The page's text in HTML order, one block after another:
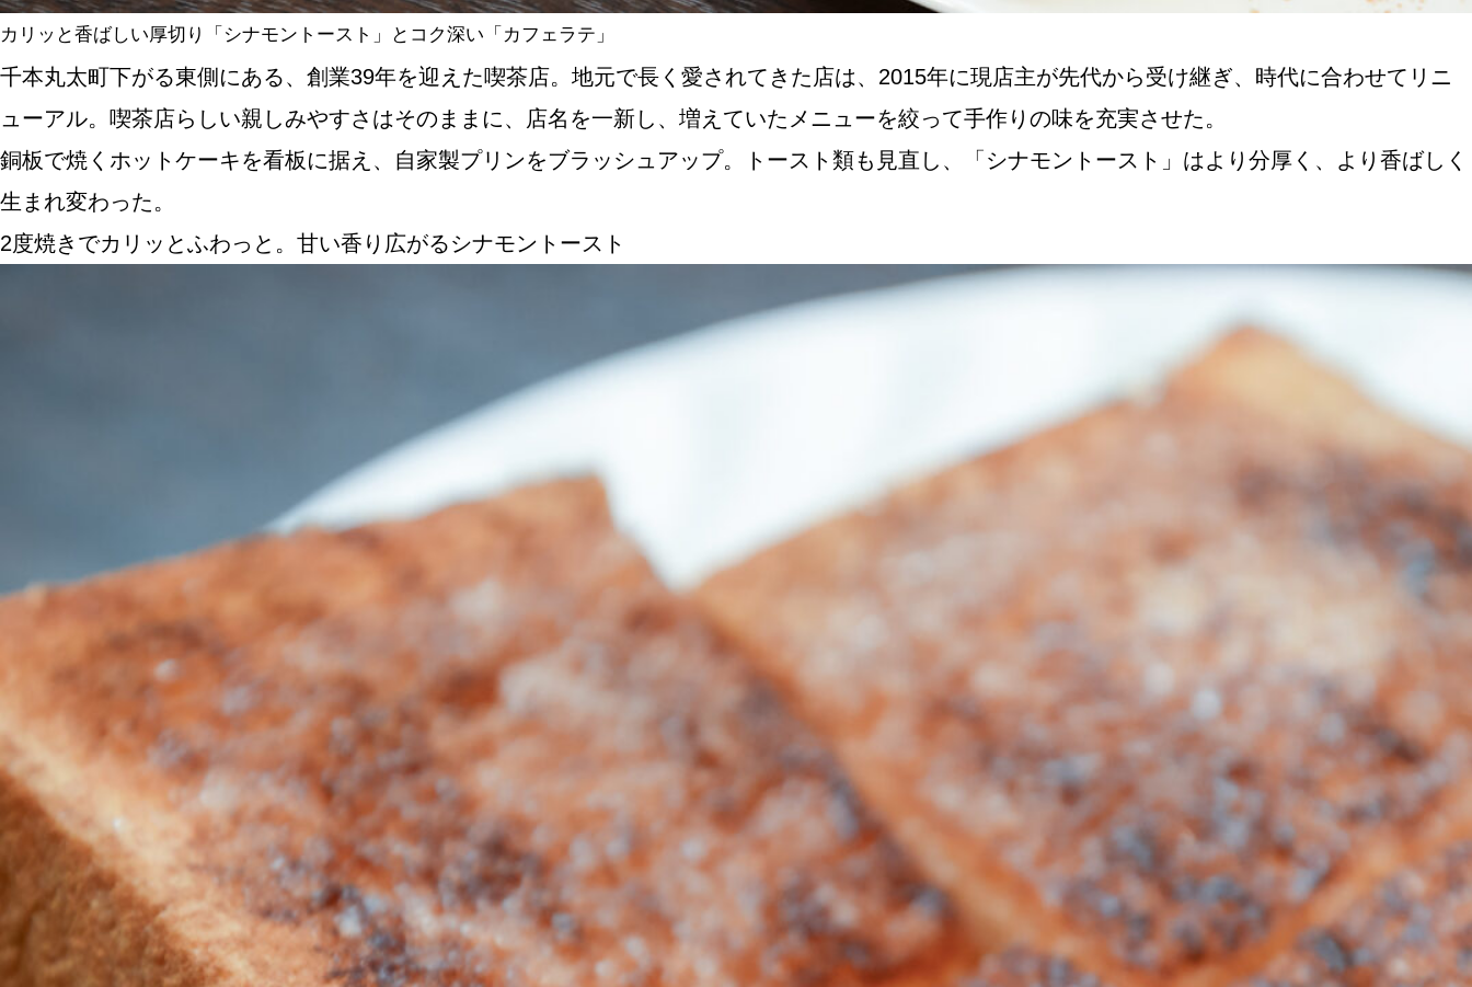
カリッと香ばしい厚切り「シナモントースト」とコク深い「カフェラテ」
千本丸太町下がる東側にある、創業39年を迎えた喫茶店。地元で長く愛されてきた店は、2015年に現店主が先代から受け継ぎ、時代に合わせてリニ
ューアル。喫茶店らしい親しみやすさはそのままに、店名を一新し、増えていたメニューを絞って手作りの味を充実させた。
銅板で焼くホットケーキを看板に据え、自家製プリンをブラッシュアップ。トースト類も見直し、「シナモントースト」はより分厚く、より香ばしく
生まれ変わった。
2度焼きでカリッとふわっと。甘い香り広がるシナモントースト